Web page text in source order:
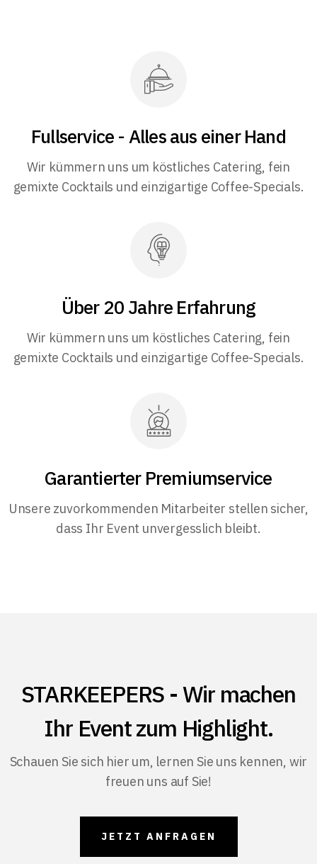
Fullservice - Alles aus einer Hand
Wir kümmern uns um köstliches Catering, fein
gemixte Cocktails und einzigartige Coffee-Specials.
Über 20 Jahre Erfahrung
Wir kümmern uns um köstliches Catering, fein
gemixte Cocktails und einzigartige Coffee-Specials.
Garantierter Premiumservice
Unsere zuvorkommenden Mitarbeiter stellen sicher,
dass Ihr Event unvergesslich bleibt.
STARKEEPERS - Wir machen
Ihr Event zum Highlight.
Schauen Sie sich hier um, lernen Sie uns kennen, wir
freuen uns auf Sie!
JETZT ANFRAGEN